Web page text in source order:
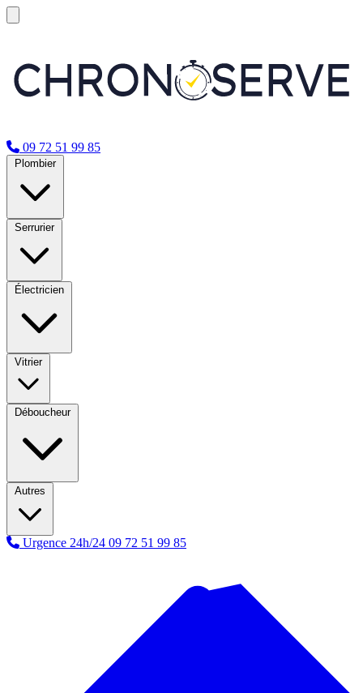
09 72 51 99 85
Plombier
Serrurier
Électricien
Vitrier
Déboucheur
Autres
Urgence 24h/24 09 72 51 99 85